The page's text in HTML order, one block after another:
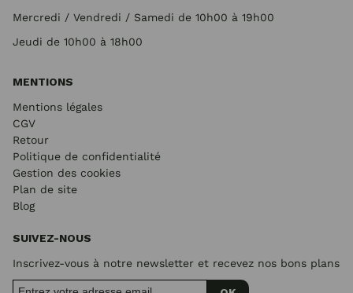
Mercredi / Vendredi / Samedi de 10h00 à 19h00
Jeudi de 10h00 à 18h00
MENTIONS
Mentions légales
CGV
Retour
Politique de confidentialité
Gestion des cookies
Plan de site
Blog
SUIVEZ-NOUS
Inscrivez-vous à notre newsletter et recevez nos bons plans